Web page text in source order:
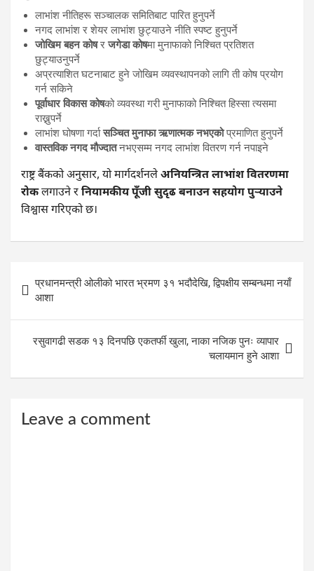
लाभांश नीतिहरू सञ्चालक समितिबाट पारित हुनुपर्ने
नगद लाभांश र शेयर लाभांश छुट्याउने नीति स्पष्ट हुनुपर्ने
जोखिम बहन कोषरजगेडा कोषमा मुनाफाको निश्चित प्रतिशत
छुट्याउनुपर्ने
अप्रत्याशित घटनाबाट हुने जोखिम व्यवस्थापनको लागि ती कोष प्रयोग
गर्न सकिने
पूर्वाधार विकास कोषको व्यवस्था गरी मुनाफाको निश्चित हिस्सा त्यसमा
राख्नुपर्ने
लाभांश घोषणा गर्दासञ्चित मुनाफा ऋणात्मक नभएकोप्रमाणित हुनुपर्ने
वास्तविक नगद मौज्दातनभएसम्म नगद लाभांश वितरण गर्न नपाइने
राष्ट्र बैंकको अनुसार, यो मार्गदर्शनलेअनियन्त्रित लाभांश वितरणमा
रोकलगाउने रनियामकीय पूँजी सुदृढ बनाउन सहयोग पुर्‍याउने
विश्वास गरिएको छ।
navigation
प्रधानमन्त्री ओलीको भारत भ्रमण ३१ भदौदेखि, द्विपक्षीय सम्बन्धमा नयाँ
आशा
रसुवागढी सडक १३ दिनपछि एकतर्फी खुला, नाका नजिक पुनः व्यापार
चलायमान हुने आशा
Leave a comment